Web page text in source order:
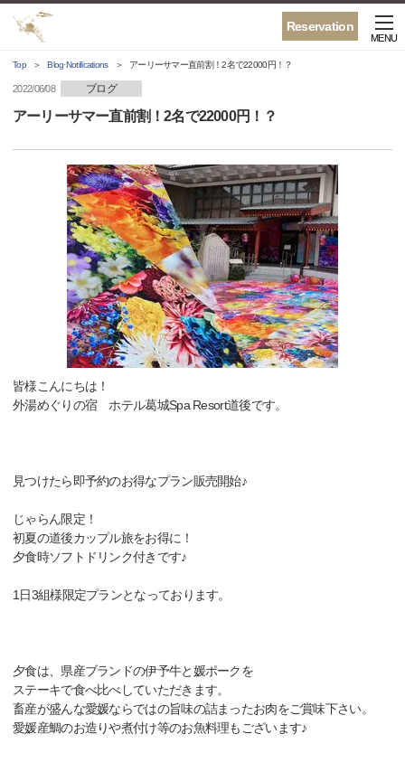
Reservation
MENU
Top Blog·Notifications アーリーサマー直前割！2名で22000円！？
2022/06/08 ブログ
アーリーサマー直前割！2名で22000円！？
皆様こんにちは！
外湯めぐりの宿 ホテル葛城Spa Resort道後です。
見つけたら即予約のお得なプラン販売開始♪
じゃらん限定！
初夏の道後カップル旅をお得に！
夕食時ソフトドリンク付きです♪
1日3組様限定プランとなっております。
夕食は、県産ブランドの伊予牛と媛ポークを
ステーキで食べ比べしていただきます。
畜産が盛んな愛媛ならではの旨味の詰まったお肉をご賞味下さい。
愛媛産鯛のお造りや煮付け等のお魚料理もございます♪